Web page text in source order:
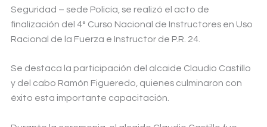
Seguridad – sede Policía, se realizó el acto de
finalización del 4° Curso Nacional de Instructores en Uso
Racional de la Fuerza e Instructor de P.R. 24.
Se destaca la participación del alcaide Claudio Castillo
y del cabo Ramón Figueredo, quienes culminaron con
éxito esta importante capacitación.